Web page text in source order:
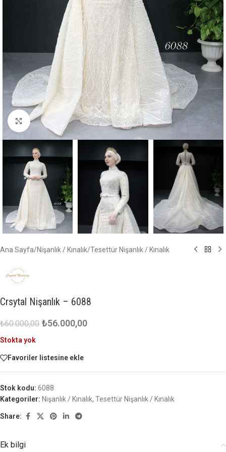
Click to enlarge
Ana Sayfa/Nişanlık / Kınalık/Tesettür Nişanlık / Kınalık
Crsytal Nişanlık – 6088
₺60.000,00 ₺56.000,00
Stokta yok
Favoriler listesine ekle
Stok kodu: 6088
Kategoriler: Nişanlık / Kınalık, Tesettür Nişanlık / Kınalık
Share:
Ek bilgi